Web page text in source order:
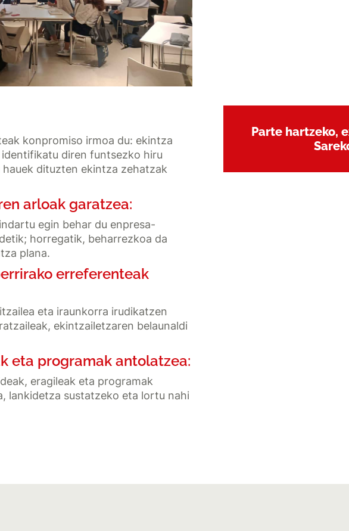
konpromiso irmoa du: ekintza
diren funtsezko hiru
dituzten ekintza zehatzak
arloak garatzea:
egin behar du enpresa-
horregatik, beharrezkoa da
plana.
erreferenteak
eta iraunkorra irudikatzen
ekintzailetzaren belaunaldi
eta programak antolatzea:
eragileak eta programak
lankidetza sustatzeko eta lortu nahi
Parte hartzeko,